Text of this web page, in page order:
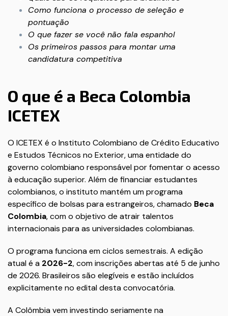
Como funciona o processo de seleção e
pontuação
O que fazer se você não fala espanhol
Os primeiros passos para montar uma
candidatura competitiva
O que é a Beca Colombia
ICETEX
O ICETEX é o Instituto Colombiano de Crédito Educativo
e Estudos Técnicos no Exterior, uma entidade do
governo colombiano responsável por fomentar o acesso
à educação superior. Além de financiar estudantes
colombianos, o instituto mantém um programa
específico de bolsas para estrangeiros, chamado Beca
Colombia, com o objetivo de atrair talentos
internacionais para as universidades colombianas.
O programa funciona em ciclos semestrais. A edição
atual é a 2026-2, com inscrições abertas até 5 de junho
de 2026. Brasileiros são elegíveis e estão incluídos
explicitamente no edital desta convocatória.
A Colômbia vem investindo seriamente na